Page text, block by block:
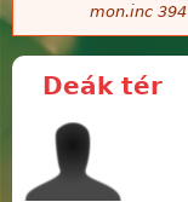
mon.inc 394
Deák tér